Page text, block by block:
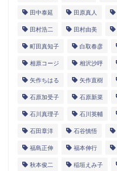
田中泰延 田原真人
田村浩二 田村由美
町田真知子 白取春彦
相原コージ 相沢沙呼
矢作ちはる 矢作直樹
石原加受子 石原新菜
石川真理子 石川英輔
石田章洋 石谷慎悟
福島正伸 福本伸行
秋本俊二 稲垣えみ子